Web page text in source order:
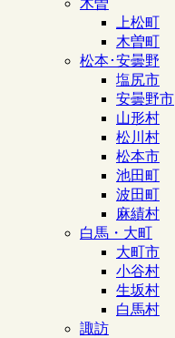
木曽
上松町
木曽町
松本･安曇野
塩尻市
安曇野市
山形村
松川村
松本市
池田町
波田町
麻績村
白馬・大町
大町市
小谷村
生坂村
白馬村
諏訪